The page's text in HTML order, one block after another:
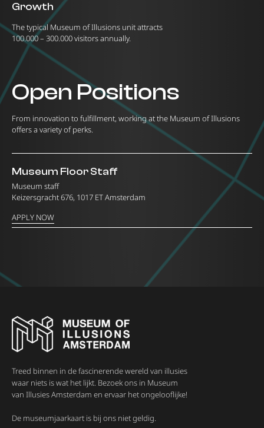
Growth
The typical Museum of Illusions unit attracts
100.000 – 300.000 visitors annually.
Open Positions
From innovation to fulfillment, working at the Museum of Illusions
offers a variety of perks.
Museum Floor Staff
Museum staff
Keizersgracht 676, 1017 ET Amsterdam
APPLY NOW
Treed binnen in de fascinerende wereld van illusies
waar niets is wat het lijkt. Bezoek ons in Museum
van Illusies Amsterdam en ervaar het ongelooflijke!
De museumjaarkaart is bij ons niet geldig.